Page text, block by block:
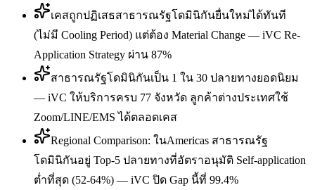
เคสถูกปฏิเสธสาธารณรัฐโดมินิกันยื่นใหม่ได้ทันที
(ไม่มี Cooling Period) แต่ต้อง Material Change — iVC Re-
Application Strategy ผ่าน 87%
สาธารณรัฐโดมินิกันเป็น 1 ใน 30 ปลายทางยอดนิยม
— iVC ให้บริการครบ 77 จังหวัด ลูกค้าต่างประเทศใช้
Zoom/LINE/EMS ได้ตลอดเคส
Regional Comparison: ในAmericas สาธารณรัฐ
โดมินิกันอยู่ Top-5 ปลายทางที่อัตราอนุมัติ Self-application
ต่ำที่สุด (52-64%) — iVC ปิด Gap นี้ที่ 99.4%